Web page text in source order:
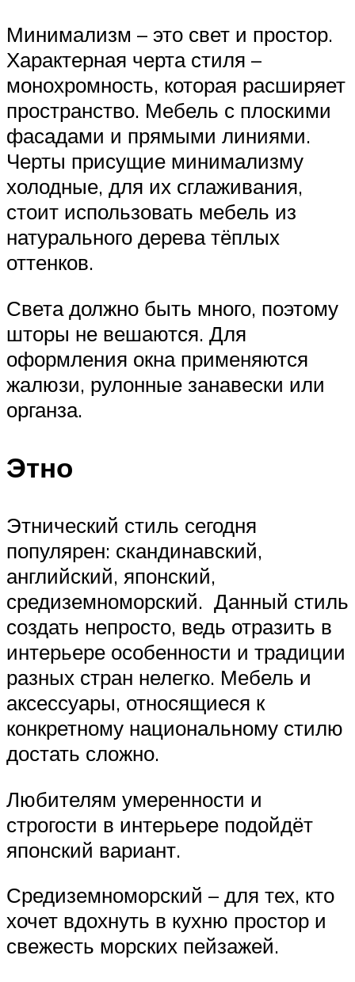
Минимализм – это свет и простор.
Характерная черта стиля –
монохромность, которая расширяет
пространство. Мебель с плоскими
фасадами и прямыми линиями.
Черты присущие минимализму
холодные, для их сглаживания,
стоит использовать мебель из
натурального дерева тёплых
оттенков.
Света должно быть много, поэтому
шторы не вешаются. Для
оформления окна применяются
жалюзи, рулонные занавески или
органза.
Этно
Этнический стиль сегодня
популярен: скандинавский,
английский, японский,
средиземноморский. Данный стиль
создать непросто, ведь отразить в
интерьере особенности и традиции
разных стран нелегко. Мебель и
аксессуары, относящиеся к
конкретному национальному стилю
достать сложно.
Любителям умеренности и
строгости в интерьере подойдёт
японский вариант.
Средиземноморский – для тех, кто
хочет вдохнуть в кухню простор и
свежесть морских пейзажей.